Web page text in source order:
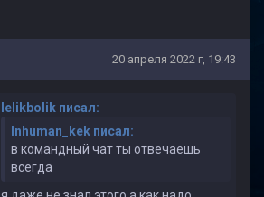
20 апреля 2022 г, 19:43
lelikbolik писал:
Inhuman_kek писал:
в командный чат ты отвечаешь
всегда